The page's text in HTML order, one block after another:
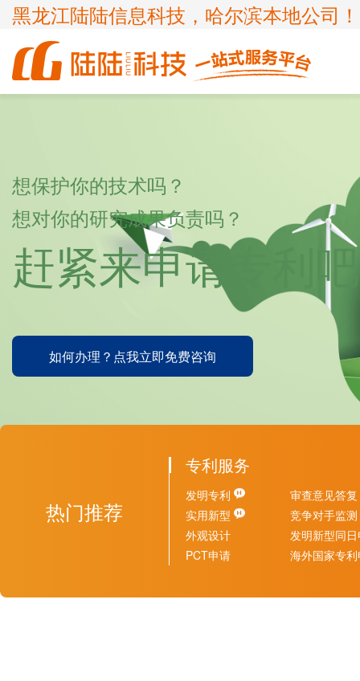
黑龙江陆陆信息科技，哈尔滨本地公司！
申请办理条件
APPLICATION CONDITIONS
宽带运营商
诊所备案
申请办理条件
商标变更
申请办理条件
ISO45001
ISO20000
ISO13485
申请办理条件
科小企评咨询服务
想保护你的技术吗？
想对你的研究成果负责吗？
赶紧来申请专利
如何办理？点我立即免费咨询
热门推荐
专利服务
发明专利
审查意见答复
实用新型
竞争对手监测
外观设计
发明新型同
PCT申请
海外国家专